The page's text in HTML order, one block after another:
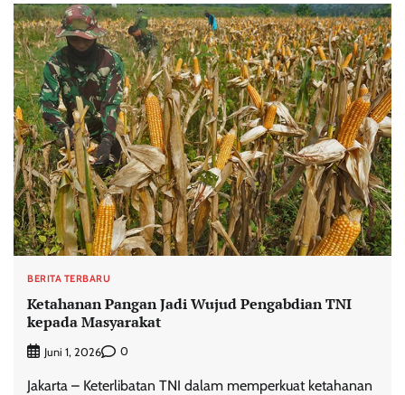
BERITA TERBARU
Ketahanan Pangan Jadi Wujud Pengabdian TNI
kepada Masyarakat
Juni 1, 2026 0
Jakarta – Keterlibatan TNI dalam memperkuat ketahanan